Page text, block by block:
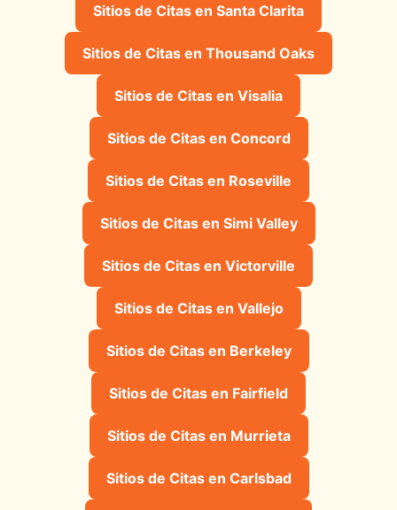
Sitios de Citas en Santa Clarita
Sitios de Citas en Thousand Oaks
Sitios de Citas en Visalia
Sitios de Citas en Concord
Sitios de Citas en Roseville
Sitios de Citas en Simi Valley
Sitios de Citas en Victorville
Sitios de Citas en Vallejo
Sitios de Citas en Berkeley
Sitios de Citas en Fairfield
Sitios de Citas en Murrieta
Sitios de Citas en Carlsbad